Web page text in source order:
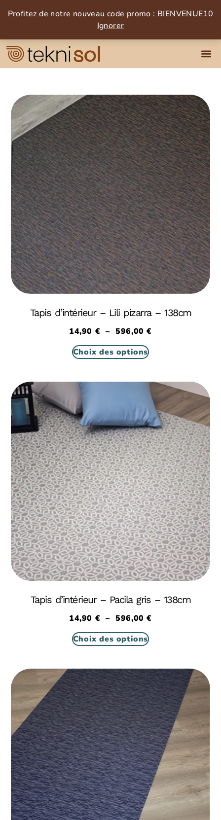
Profitez de notre nouveau code promo : BIENVENUE10
Ignorer
Tapis d’intérieur – Lili pizarra – 138cm
14,90 € – 596,00€
Choix des options
Tapis d’intérieur – Pacila gris – 138cm
14,90 € – 596,00€
Choix des options